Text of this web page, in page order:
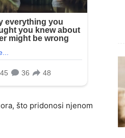
što pridonosi njenom